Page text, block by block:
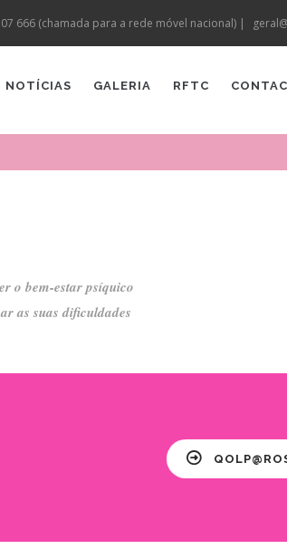
666 (chamada para a rede móvel nacional) |
NOTÍCIAS GALERIA RFTC
o bem-estar psíquico
as suas dificuldades